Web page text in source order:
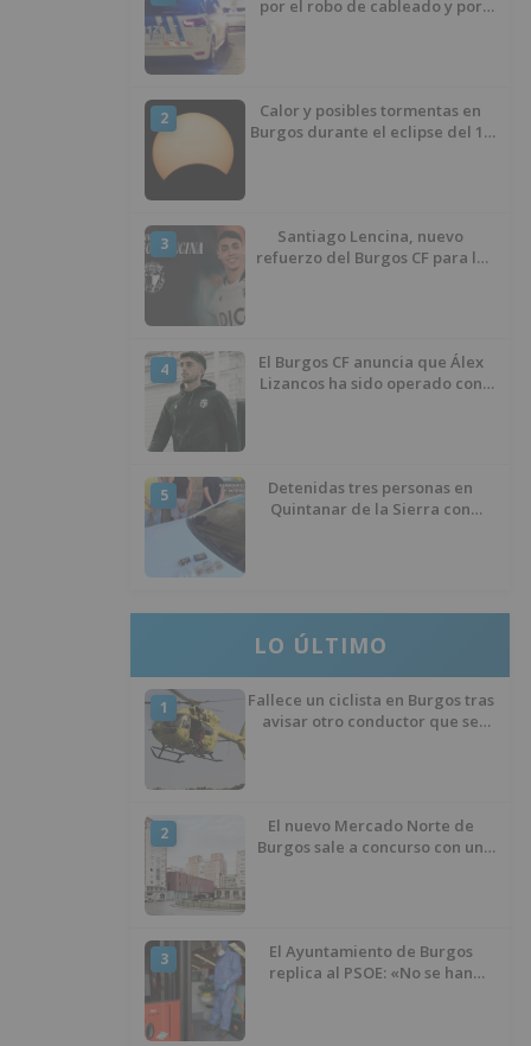
por el robo de cableado y por
2
Calor y posibles tormentas en
Burgos durante el eclipse del 12
3
Santiago Lencina, nuevo
refuerzo del Burgos CF para la
4
El Burgos CF anuncia que Álex
Lizancos ha sido operado con
5
Detenidas tres personas en
Quintanar de la Sierra con
LO ÚLTIMO
1
Fallece un ciclista en Burgos tras
avisar otro conductor que se
2
El nuevo Mercado Norte de
Burgos sale a concurso con un
3
El Ayuntamiento de Burgos
replica al PSOE: «No se han